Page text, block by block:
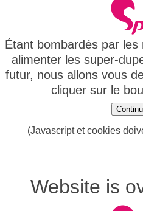
Étant bombardés par
alimenter les super-
futur, nous allons vous
cliquer sur le
(Javascript et cookies
Website is